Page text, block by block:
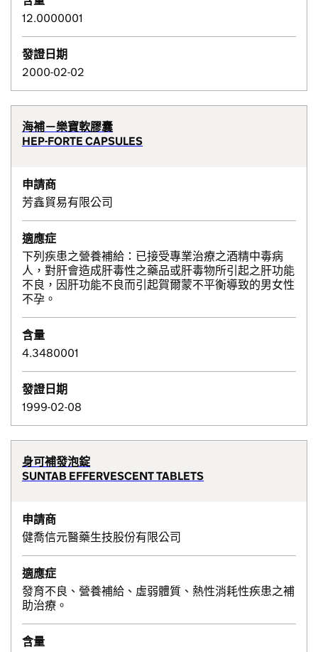
12.0000001
發證日期
2000-02-02
海補－樂寶軟膠囊
HEP-FORTE CAPSULES
申請商
芳鑫貿易有限公司
適應症
下列疾患之營養補給：已接受專業治療之酒精中毒病
人，對肝會造成肝毒性之藥品或肝毒物所引起之肝功能
不良，因肝功能不良而引起賀爾蒙不平衡導致的男女性
不孕。
含量
4.3480001
發證日期
1999-02-08
身可補發泡錠
SUNTAB EFFERVESCENT TABLETS
申請商
健喬信元醫藥生技股份有限公司
適應症
發育不良、營養補給、虛弱體質、熱性消耗性疾患之補
助治療。
含量